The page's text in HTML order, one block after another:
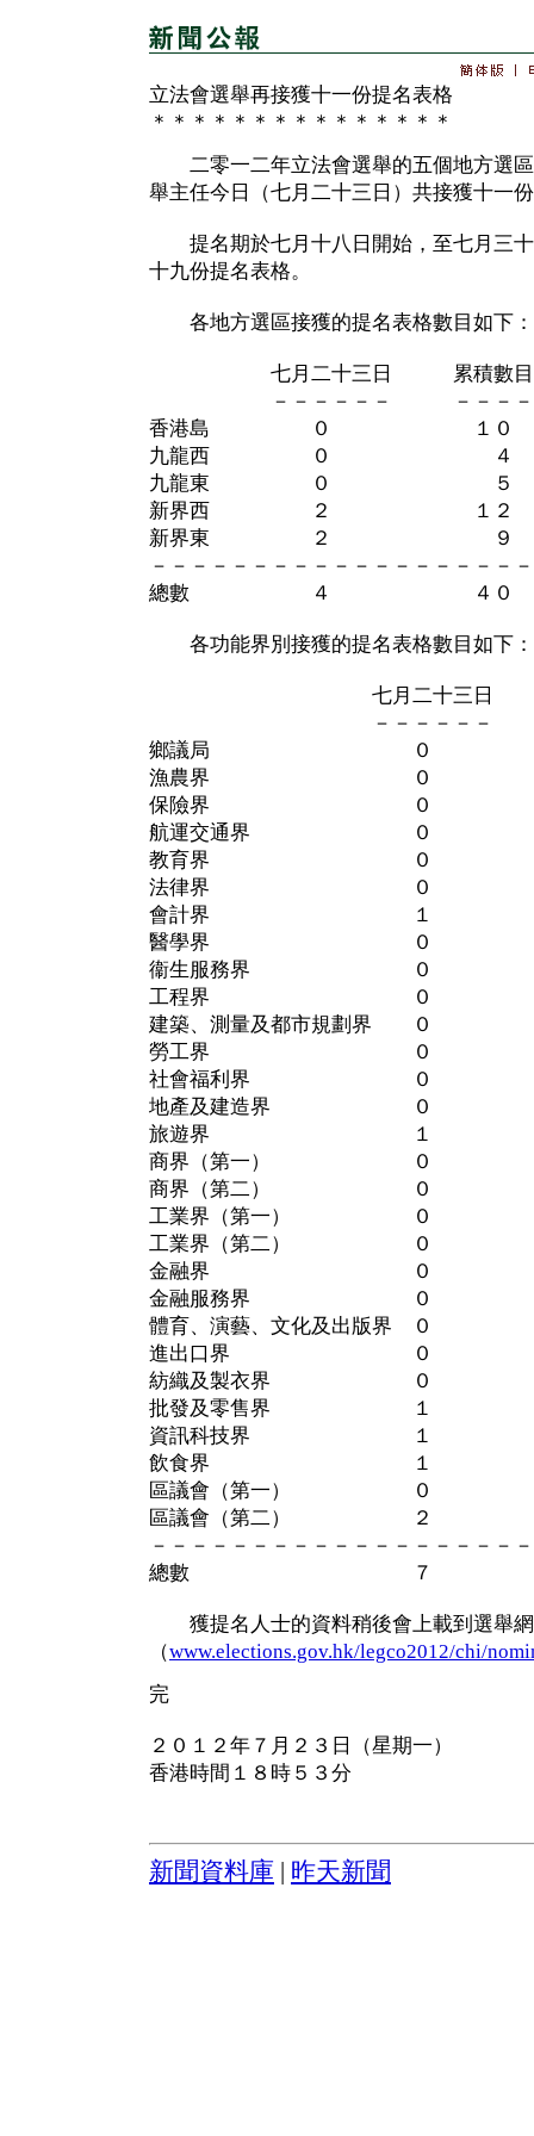
立法會選舉再接獲十一份提名表格
＊＊＊＊＊＊＊＊＊＊＊＊＊＊＊
二零一二年立法會選舉的五個地方選區
舉主任今日（七月二十三日）共接獲十一
提名期於七月十八日開始，至七月三十
十九份提名表格。
各地方選區接獲的提名表格數目如下：
七月二十三日 累積數目
－－－－－－ －－－－
香港島 ０ １０
九龍西 ０ ４
九龍東 ０ ５
新界西 ２ １２
新界東 ２ ９
－－－－－－－－－－－－－－－－－－－
總數 ４ ４０
各功能界別接獲的提名表格數目如下：
七月二十三日 累
－－－－－－ －
鄉議局 ０
漁農界 ０
保險界 ０
航運交通界 ０
教育界 ０
法律界 ０
會計界 １
醫學界 ０
衞生服務界 ０
工程界 ０
建築、測量及都市規劃界
勞工界 ０
社會福利界 ０
地產及建造界 ０
旅遊界 １
商界（第一） ０
商界（第二） ０
工業界（第一） ０
工業界（第二） ０
金融界 ０
金融服務界 ０
體育、演藝、文化及出版界
進出口界 ０
紡織及製衣界 ０
批發及零售界 １
資訊科技界 １
飲食界 １
區議會（第一） ０
區議會（第二） ２
－－－－－－－－－－－－－－－－－－
總數 ７ ２
獲提名人士的資料稍後會上載到選舉
（www.elections.gov.hk/legco2012/chi/
完
２０１２年７月２３日（星期一）
香港時間１８時５３分
新聞資料庫 昨天新聞